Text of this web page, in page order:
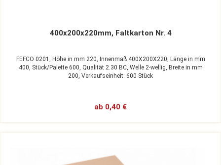
400x200x220mm, Faltkarton Nr. 4
FEFCO 0201, Höhe in mm 220, Innenmaß 400X200X220, Länge in mm
400, Stück/Palette 600, Qualität 2.30 BC, Welle 2-wellig, Breite in mm
200, Verkaufseinheit: 600 Stück
ab 0,40 €